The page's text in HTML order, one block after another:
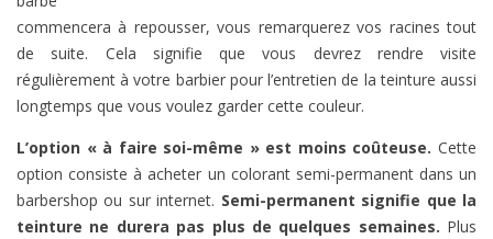
commencera à repousser, vous remarquerez vos racines tout
de suite. Cela signifie que vous devrez rendre visite
régulièrement à votre barbier pour l’entretien de la teinture aussi
longtemps que vous voulez garder cette couleur.
L’option « à faire soi-même » est moins coûteuse. Cette
option consiste à acheter un colorant semi-permanent dans un
barbershop ou sur internet. Semi-permanent signifie que la
teinture ne durera pas plus de quelques semaines. Plus